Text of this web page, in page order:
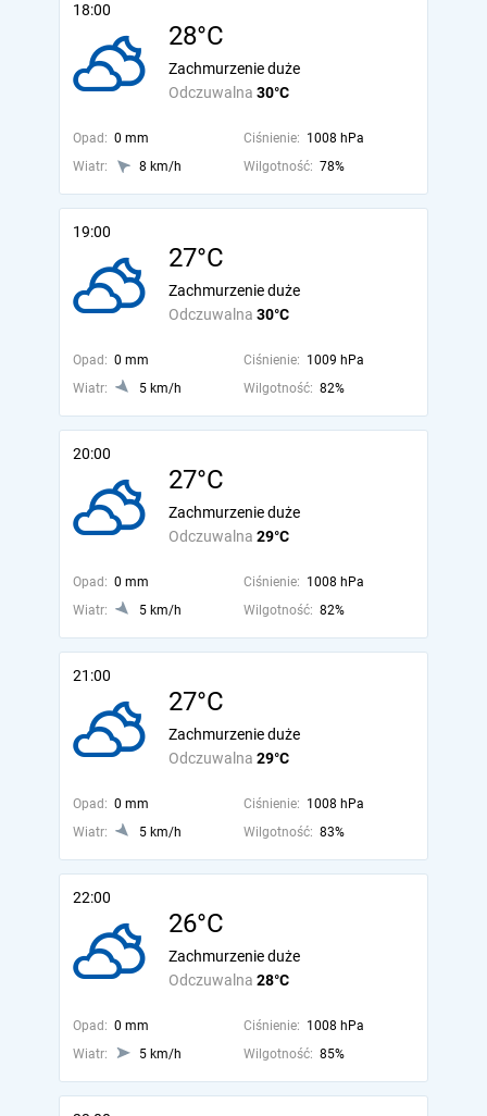
18:00
28°C
Odczuwalna 30°C
Zachmurzenie duże
Opad: 0 mm Ciśnienie: 1008 hPa
Wiatr:
8 km/h Wilgotność: 78%
19:00
27°C
Odczuwalna 30°C
Zachmurzenie duże
Opad: 0 mm Ciśnienie: 1009 hPa
Wiatr:
5 km/h Wilgotność: 82%
20:00
27°C
Odczuwalna 29°C
Zachmurzenie duże
Opad: 0 mm Ciśnienie: 1008 hPa
Wiatr:
5 km/h Wilgotność: 82%
21:00
27°C
Odczuwalna 29°C
Zachmurzenie duże
Opad: 0 mm Ciśnienie: 1008 hPa
Wiatr:
5 km/h Wilgotność: 83%
22:00
26°C
Odczuwalna 28°C
Zachmurzenie duże
Opad: 0 mm Ciśnienie: 1008 hPa
Wiatr:
5 km/h Wilgotność: 85%